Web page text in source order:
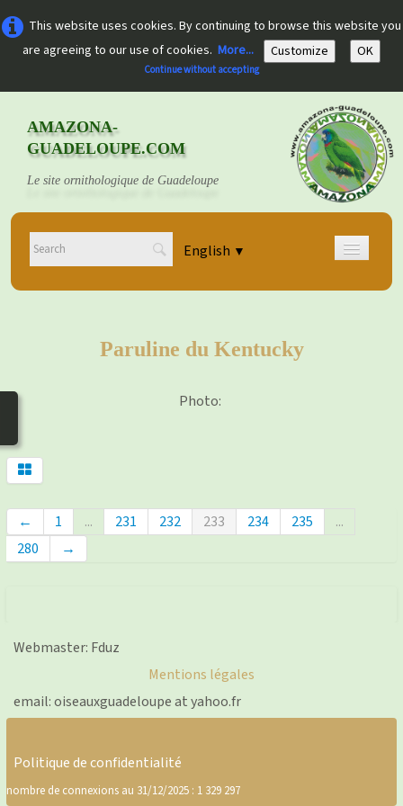
This website uses cookies. By continuing to browse this website you
are agreeing to our use of cookies. More... Customize OK
Continue without accepting
AMAZONA-
GUADELOUPE.COM
Le site ornithologique de Guadeloupe
English ▼
Home
Links and phones▼
Paruline du Kentucky
Photo:
← 1 ... 231 232 233 234 235
...
280
→
Webmaster: Fduz
Mentions légales
email: oiseauxguadeloupe at yahoo.fr
Politique de confidentialité
nombre de connexions au 31/12/2025 : 1 329 297